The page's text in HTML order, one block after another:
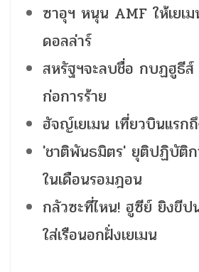
ซาอุฯ หนุน AMF ให้เยเ
ดอลล่าร์
สหรัฐฯจะลบชื่อ กบฏฮูธี
ก่อการร้าย
ฮัจญ์เยเมน เที่ยวบินแรก
'ชาติพันธมิตร' ยุติปฏิบัติก
ในเดือนรอมฎอน
กลัวซะที่ไหน! ฮูซีย์ ยิงขีป
ใส่เรือนอกฝั่งเยเมน